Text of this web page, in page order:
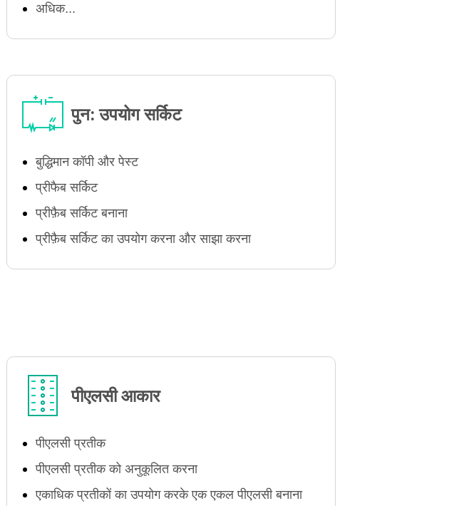
अधिक...
पुन: उपयोग सर्किट
बुद्धिमान कॉपी और पेस्ट
प्रीफैब सर्किट
प्रीफ़ैब सर्किट बनाना
प्रीफ़ैब सर्किट का उपयोग करना और साझा करना
पीएलसी आकार
पीएलसी प्रतीक
पीएलसी प्रतीक को अनुकूलित करना
एकाधिक प्रतीकों का उपयोग करके एक एकल पीएलसी बनाना